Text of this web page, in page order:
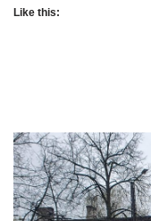
Like this: